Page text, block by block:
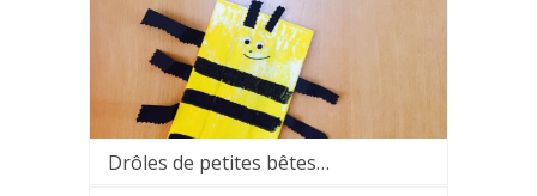
Drôles de petites bêtes…